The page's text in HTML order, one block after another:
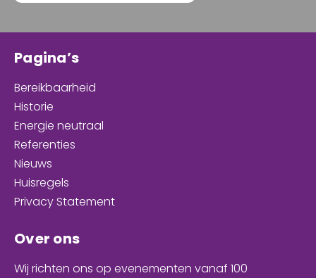
Pagina’s
Bereikbaarheid
Historie
Energie neutraal
Referenties
Nieuws
Huisregels
Privacy Statement
Over ons
Wij richten ons op evenementen vanaf 100